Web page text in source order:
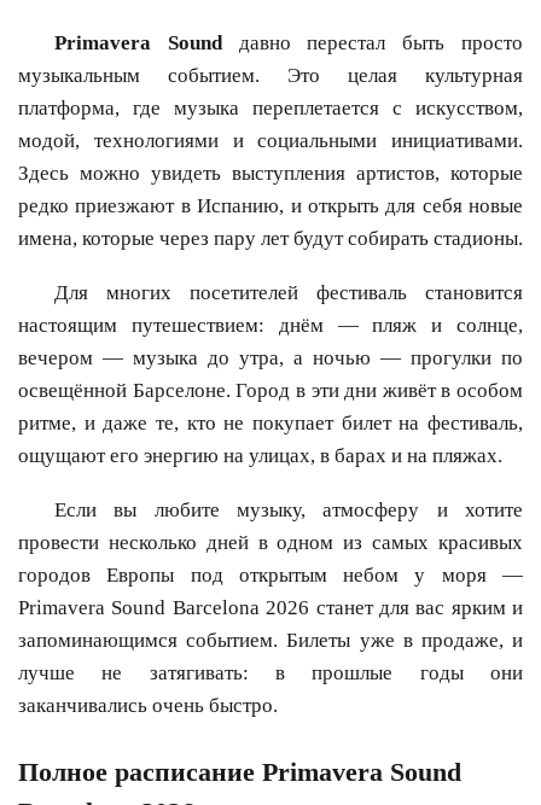
Primavera Soundдавно перестал быть просто
музыкальным событием. Это целая культурная
платформа, где музыка переплетается с искусством,
модой, технологиями и социальными инициативами.
Здесь можно увидеть выступления артистов, которые
редко приезжают в Испанию, и открыть для себя новые
имена, которые через пару лет будут собирать стадионы.
Для многих посетителей фестиваль становится
настоящим путешествием: днём — пляж и солнце,
вечером — музыка до утра, а ночью — прогулки по
освещённой Барселоне. Город в эти дни живёт в особом
ритме, и даже те, кто не покупает билет на фестиваль,
ощущают его энергию на улицах, в барах и на пляжах.
Если вы любите музыку, атмосферу и хотите
провести несколько дней в одном из самых красивых
городов Европы под открытым небом у моря —
Primavera Sound Barcelona 2026 станет для вас ярким и
запоминающимся событием. Билеты уже в продаже, и
лучше не затягивать: в прошлые годы они
заканчивались очень быстро.
Полное расписание Primavera Sound